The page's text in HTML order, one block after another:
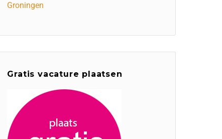
Groningen
Gratis vacature plaatsen